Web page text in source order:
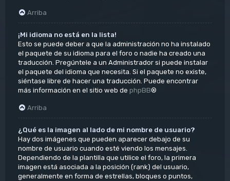
Arriba
¡Mi idioma no está en la lista!
Esto se puede deber a que la administración no ha instalado
el paquete de su idioma para el foro o nadie ha creado una
traducción. Pregúntele a un Administrador si puede instalar
el paquete del idioma que necesita. Si el paquete no existe,
siéntase libre de hacer una traducción. Puede encontrar
más información en el sitio web de phpBB®
Arriba
¿Qué es la imagen al lado de mi nombre de usuario?
Hay dos imágenes que pueden aparecer debajo de su
nombre de usuario cuando esté viendo los mensajes.
Dependiendo de la plantilla que utilice el foro, la primera
imagen está asociada a la posición (rank) del usuario,
generalmente en forma de estrellas, bloques o puntos,